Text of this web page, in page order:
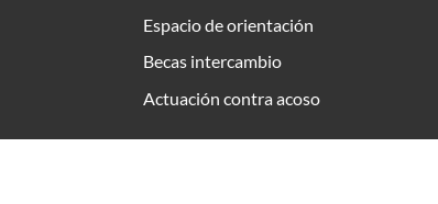
Espacio de orientación
Becas intercambio
Actuación contra acoso